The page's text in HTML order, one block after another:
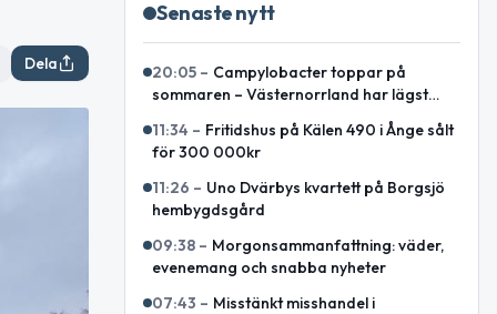
Dela
Senaste nytt
20:05 – Campylobacter toppar på
sommaren – Västernorrland har lägst
11:34 – Fritidshus på Kälen 490 i Ånge sålt
för 300 000kr
11:26 – Uno Dvärbys kvartett på Borgsjö
hembygdsgård
09:38 – Morgonsammanfattning: väder,
evenemang och snabba nyheter
07:43 – Misstänkt misshandel i